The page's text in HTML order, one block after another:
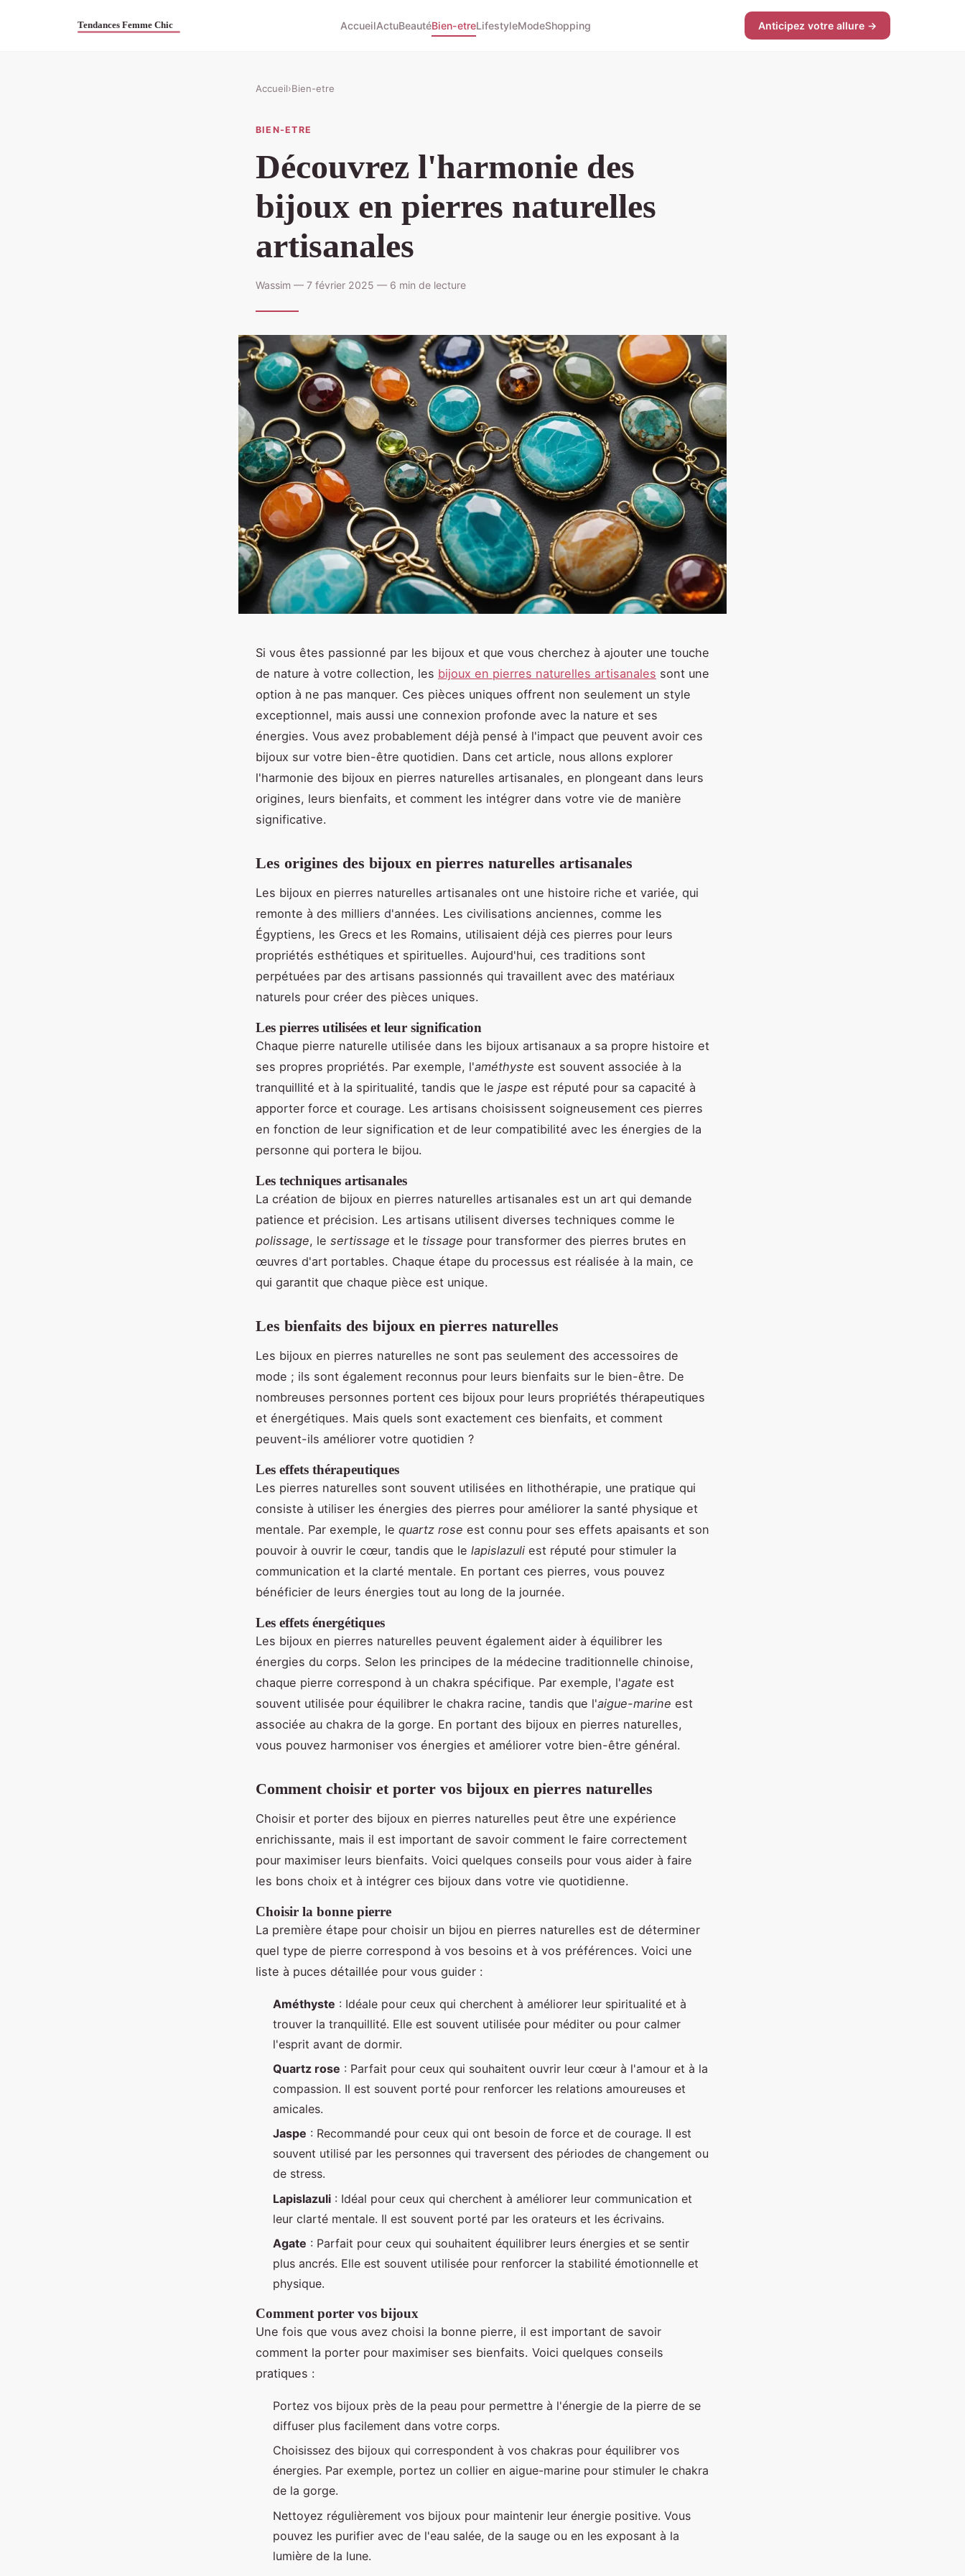
AccueilActuBeautéBien-etreLifestyleModeShopping Anticipez votre allure →
Accueil›Bien-etre
BIEN-ETRE
Découvrez l'harmonie des
bijoux en pierres naturelles
artisanales
Wassim — 7 février 2025 — 6 min de lecture
Si vous êtes passionné par les bijoux et que vous cherchez à ajouter une touche
de nature à votre collection, les bijoux en pierres naturelles artisanales sont une
option à ne pas manquer. Ces pièces uniques offrent non seulement un style
exceptionnel, mais aussi une connexion profonde avec la nature et ses
énergies. Vous avez probablement déjà pensé à l'impact que peuvent avoir ces
bijoux sur votre bien-être quotidien. Dans cet article, nous allons explorer
l'harmonie des bijoux en pierres naturelles artisanales, en plongeant dans leurs
origines, leurs bienfaits, et comment les intégrer dans votre vie de manière
significative.
Les origines des bijoux en pierres naturelles artisanales
Les bijoux en pierres naturelles artisanales ont une histoire riche et variée, qui
remonte à des milliers d'années. Les civilisations anciennes, comme les
Égyptiens, les Grecs et les Romains, utilisaient déjà ces pierres pour leurs
propriétés esthétiques et spirituelles. Aujourd'hui, ces traditions sont
perpétuées par des artisans passionnés qui travaillent avec des matériaux
naturels pour créer des pièces uniques.
Les pierres utilisées et leur signification
Chaque pierre naturelle utilisée dans les bijoux artisanaux a sa propre histoire et
ses propres propriétés. Par exemple, l'améthyste est souvent associée à la
tranquillité et à la spiritualité, tandis que le jaspe est réputé pour sa capacité à
apporter force et courage. Les artisans choisissent soigneusement ces pierres
en fonction de leur signification et de leur compatibilité avec les énergies de la
personne qui portera le bijou.
Les techniques artisanales
La création de bijoux en pierres naturelles artisanales est un art qui demande
patience et précision. Les artisans utilisent diverses techniques comme le
polissage, le sertissage et le tissage pour transformer des pierres brutes en
œuvres d'art portables. Chaque étape du processus est réalisée à la main, ce
qui garantit que chaque pièce est unique.
Les bienfaits des bijoux en pierres naturelles
Les bijoux en pierres naturelles ne sont pas seulement des accessoires de
mode ; ils sont également reconnus pour leurs bienfaits sur le bien-être. De
nombreuses personnes portent ces bijoux pour leurs propriétés thérapeutiques
et énergétiques. Mais quels sont exactement ces bienfaits, et comment
peuvent-ils améliorer votre quotidien ?
Les effets thérapeutiques
Les pierres naturelles sont souvent utilisées en lithothérapie, une pratique qui
consiste à utiliser les énergies des pierres pour améliorer la santé physique et
mentale. Par exemple, le quartz rose est connu pour ses effets apaisants et son
pouvoir à ouvrir le cœur, tandis que le lapislazuli est réputé pour stimuler la
communication et la clarté mentale. En portant ces pierres, vous pouvez
bénéficier de leurs énergies tout au long de la journée.
Les effets énergétiques
Les bijoux en pierres naturelles peuvent également aider à équilibrer les
énergies du corps. Selon les principes de la médecine traditionnelle chinoise,
chaque pierre correspond à un chakra spécifique. Par exemple, l'agate est
souvent utilisée pour équilibrer le chakra racine, tandis que l'aigue-marine est
associée au chakra de la gorge. En portant des bijoux en pierres naturelles,
vous pouvez harmoniser vos énergies et améliorer votre bien-être général.
Comment choisir et porter vos bijoux en pierres naturelles
Choisir et porter des bijoux en pierres naturelles peut être une expérience
enrichissante, mais il est important de savoir comment le faire correctement
pour maximiser leurs bienfaits. Voici quelques conseils pour vous aider à faire
les bons choix et à intégrer ces bijoux dans votre vie quotidienne.
Choisir la bonne pierre
La première étape pour choisir un bijou en pierres naturelles est de déterminer
quel type de pierre correspond à vos besoins et à vos préférences. Voici une
liste à puces détaillée pour vous guider :
Améthyste : Idéale pour ceux qui cherchent à améliorer leur spiritualité et à
trouver la tranquillité. Elle est souvent utilisée pour méditer ou pour calmer
l'esprit avant de dormir.
Quartz rose : Parfait pour ceux qui souhaitent ouvrir leur cœur à l'amour et à la
compassion. Il est souvent porté pour renforcer les relations amoureuses et
amicales.
Jaspe : Recommandé pour ceux qui ont besoin de force et de courage. Il est
souvent utilisé par les personnes qui traversent des périodes de changement ou
de stress.
Lapislazuli : Idéal pour ceux qui cherchent à améliorer leur communication et
leur clarté mentale. Il est souvent porté par les orateurs et les écrivains.
Agate : Parfait pour ceux qui souhaitent équilibrer leurs énergies et se sentir
plus ancrés. Elle est souvent utilisée pour renforcer la stabilité émotionnelle et
physique.
Comment porter vos bijoux
Une fois que vous avez choisi la bonne pierre, il est important de savoir
comment la porter pour maximiser ses bienfaits. Voici quelques conseils
pratiques :
Portez vos bijoux près de la peau pour permettre à l'énergie de la pierre de se
diffuser plus facilement dans votre corps.
Choisissez des bijoux qui correspondent à vos chakras pour équilibrer vos
énergies. Par exemple, portez un collier en aigue-marine pour stimuler le chakra
de la gorge.
Nettoyez régulièrement vos bijoux pour maintenir leur énergie positive. Vous
pouvez les purifier avec de l'eau salée, de la sauge ou en les exposant à la
lumière de la lune.